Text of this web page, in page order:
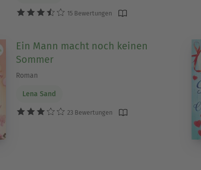
15 Bewertungen
Ein Mann macht noch keinen
Sommer
Roman
Lena Sand
23 Bewertungen